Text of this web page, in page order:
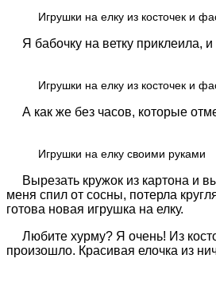
Игрушки на елку из косточек и
Я бабочку на ветку приклеила,
Игрушки на елку из косточек и
А как же без часов, которые
Игрушки на елку своими руками
Вырезать кружок из картона и
меня спил от сосны, потерла
готова новая игрушка на елку.
Любите хурму? Я очень! Из
произошло. Красивая елочка из